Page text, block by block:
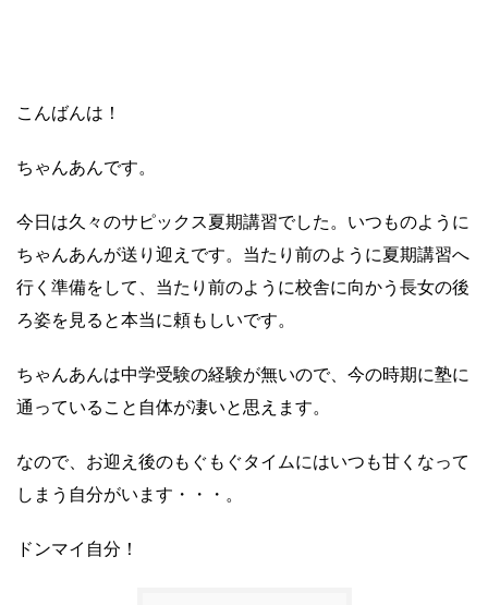
こんばんは！
ちゃんあんです。
今日は久々のサピックス夏期講習でした。いつものように
ちゃんあんが送り迎えです。当たり前のように夏期講習へ
行く準備をして、当たり前のように校舎に向かう長女の後
ろ姿を見ると本当に頼もしいです。
ちゃんあんは中学受験の経験が無いので、今の時期に塾に
通っていること自体が凄いと思えます。
なので、お迎え後のもぐもぐタイムにはいつも甘くなって
しまう自分がいます・・・。
ドンマイ自分！